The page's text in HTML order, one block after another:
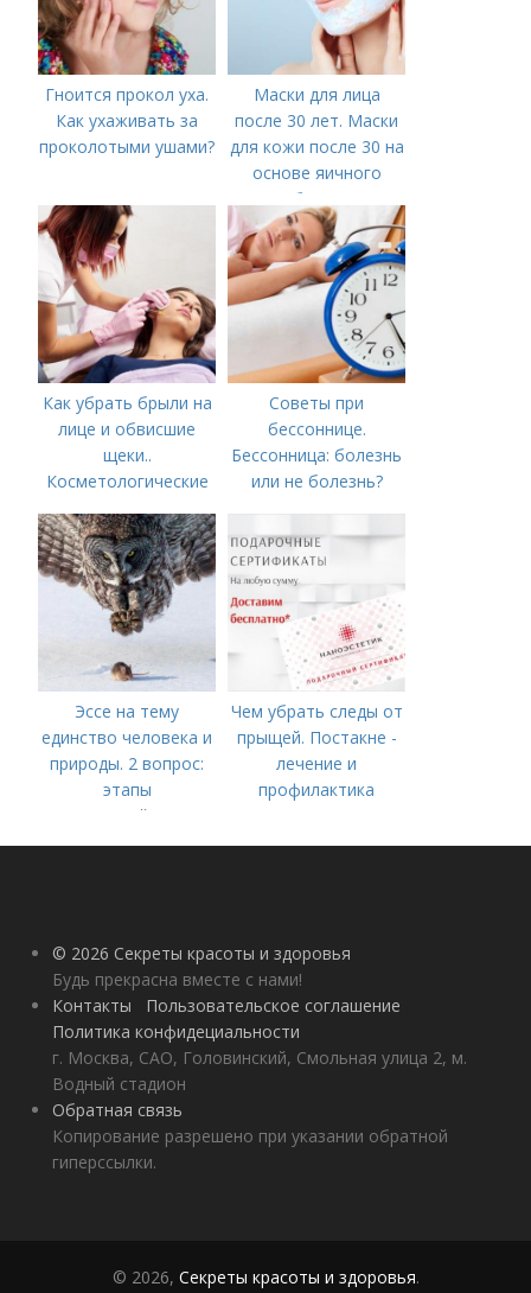
Гноится прокол уха.
Как ухаживать за
проколотыми ушами?
Маски для лица
после 30 лет. Маски
для кожи после 30 на
основе яичного
белка
Как убрать брыли на
лице и обвисшие
щеки..
Косметологические
Советы при
бессоннице.
Бессонница: болезнь
или не болезнь?
Эссе на тему
единство человека и
природы. 2 вопрос:
этапы
взаимодействия
природного и
Чем убрать следы от
прыщей. Постакне -
лечение и
профилактика
© 2026 Секреты красоты и здоровья
Будь прекрасна вместе с нами!
Контакты
Пользовательское соглашение
Политика конфидециальности
г. Москва, САО, Головинский, Смольная улица 2, м.
Водный стадион
Обратная связь
Копирование разрешено при указании обратной
гиперссылки.
© 2026, Секреты красоты и здоровья.